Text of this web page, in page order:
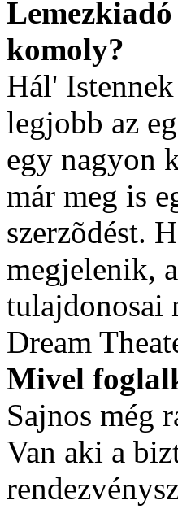
komoly?
Hál'
legjobb az
egy nagyon
már meg is
szerzõdést.
megjelenik,
tulajdonosai
Dream
Mivel
Sajnos még
Van aki a